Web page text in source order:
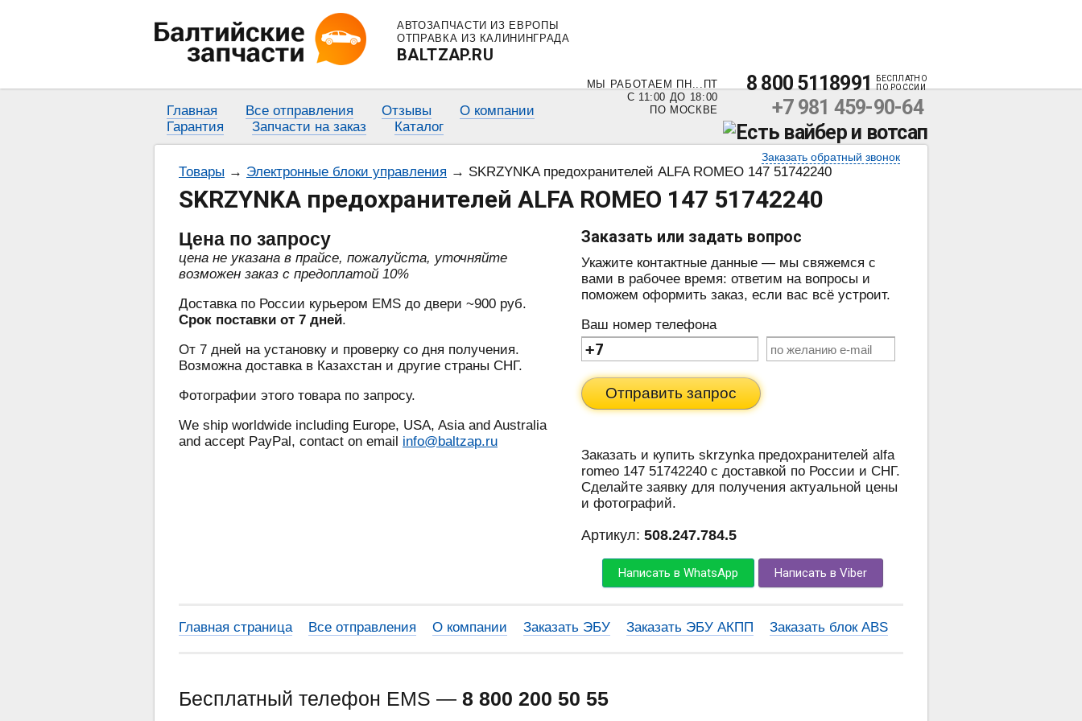
АВТОЗАПЧАСТИ ИЗ ЕВРОПЫ
ОТПРАВКА ИЗ КАЛИНИНГРАДА
BALTZAP.RU
МЫ РАБОТАЕМ ПН...ПТ
С 11:00 ДО 18:00
ПО МОСКВЕ
8 800 5118991
БЕСПЛАТНО
ПО РОССИИ
+7 981 459-90-64
Заказать обратный звонок
Главная Все отправления Отзывы
О компании
Гарантия
Запчасти на заказ Каталог
Товары → Электронные блоки управления → SKRZYNKA предохранителей ALFA ROMEO 147 51742240
SKRZYNKA предохранителей ALFA ROMEO 147 51742240
Цена по запросу
цена не указана в прайсе, пожалуйста, уточняйте
возможен заказ с предоплатой 10%
Доставка по России курьером EMS до двери ~900 руб.
Срок поставки от 7 дней.
От 7 дней на установку и проверку со дня получения.
Возможна доставка в Казахстан и другие страны СНГ.
Фотографии этого товара по запросу.
We ship worldwide including Europe, USA, Asia and Australia
and accept PayPal, contact on email info@baltzap.ru
Заказать или задать вопрос
Укажите контактные данные — мы свяжемся с
вами в рабочее время: ответим на вопросы и
поможем оформить заказ, если вас всё устроит.
Ваш номер телефона
Отправить запрос
Заказать и купить skrzynka предохранителей alfa
romeo 147 51742240 с доставкой по России и СНГ.
Сделайте заявку для получения актуальной цены
и фотографий.
Артикул: 508.247.784.5
Написать в WhatsApp Написать в Viber
Главная страница Все отправления О компании Заказать ЭБУ Заказать ЭБУ АКПП Заказать блок ABS
Бесплатный телефон EMS — 8 800 200 50 55